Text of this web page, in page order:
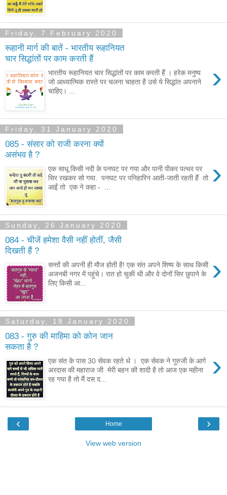
Friday, 7 February 2020
रूहानी मार्ग की बातें - भारतीय रूहानियत
चार सिद्धांतों पर काम करती हैं
›
भारतीय रूहानियत चार सिद्धांतों पर काम करती हैं । हरेक मनुष्य
जो आध्यात्मिक रास्ते पर चलना चाहता है उसे ये सिद्धांत अपनाने
चाहिए। ...
Friday, 31 January 2020
085 - संसार को राजी करना क्यों
असंभव है ?
›
एक साधू किसी नदी के पनघट पर गया और पानी पीकर पत्थर पर
सिर रखकर सो गया. पनघट पर पनिहारिन आती-जाती रहती हैं तो
आईं तो एक ने कहा - ...
Sunday, 26 January 2020
084 - चीजें हमेशा वैसी नहीं होतीं, जैसी
दिखती हैं ?
›
सन्तों की अपनी ही मौज होती है! एक संत अपने शिष्य के साथ किसी
अजनबी नगर में पहुंचे। रात हो चुकी थी और वे दोनों सिर छुपाने के
लिए किसी आ...
Saturday, 18 January 2020
083 - गुरु की माहिमा को कोन जान
सकता है ?
›
एक संत के पास 30 सेवक रहते थे । एक सेवक ने गुरुजी के आगे
अरदास की महाराज जी मेरी बहन की शादी है तो आज एक महीना
रह गया है तो मैं दस द...
‹ ›
Home
View web version